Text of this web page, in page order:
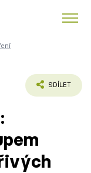
SDÍLET